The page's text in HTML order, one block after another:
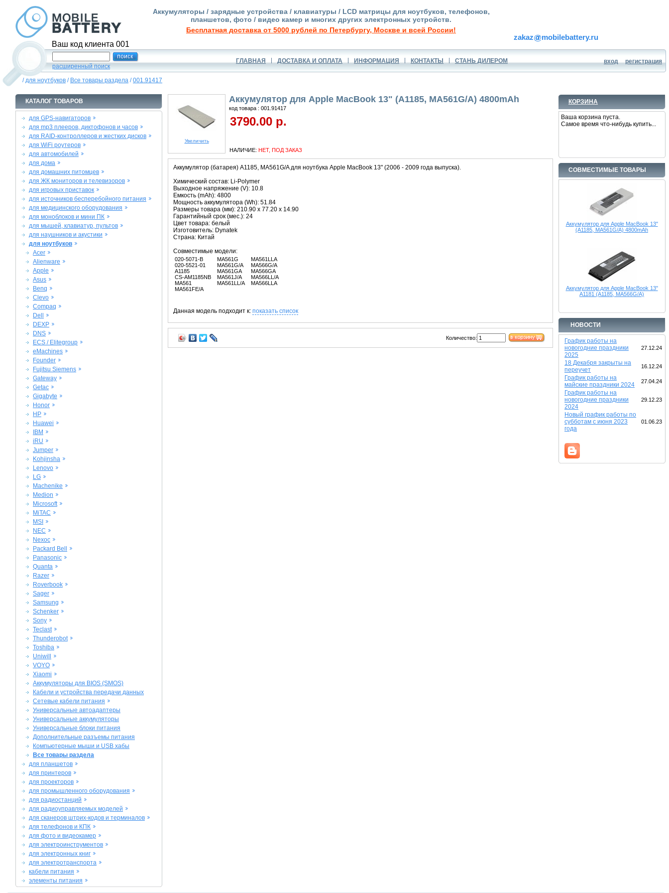
Ваш код клиента 001
Аккумуляторы / зарядные устройства / клавиатуры / LCD матрицы для ноутбуков, телефонов,
планшетов, фото / видео камер и многих других электронных устройств.
Бесплатная доставка от 5000 рублей по Петербургу, Москве и всей России!
zakaz mobilebattery.ru
расширенный поиск
ГЛАВНАЯ ДОСТАВКА И ОПЛАТА ИНФОРМАЦИЯ КОНТАКТЫ СТАНЬ ДИЛЕРОМ вход регистрация
/для ноутбуков / Все товары раздела /001.91417
КОРЗИНА
Ваша корзина пуста.
Самое время что-нибудь купить...
СОВМЕСТИМЫЕ ТОВАРЫ
Аккумулятор для Apple MacBook 13"
(A1185, MA561G/A) 4800mAh
Аккумулятор для Apple MacBook 13"
A1181 (A1185, MA566G/A)
НОВОСТИ
График работы на
новогодние праздники
2025
27.12.24
18 Декабря закрыты на
переучет
16.12.24
График работы на
майские праздники 2024
27.04.24
График работы на
новогодние праздники
2024
29.12.23
Новый график работы по
субботам с июня 2023
года
01.06.23
КАТАЛОГ ТОВАРОВ
для GPS-навигаторов
для mp3 плееров, диктофонов и часов
для RAID-контроллеров и жестких дисков
для WiFi роутеров
для автомобилей
для дома
для домашних питомцев
для ЖК мониторов и телевизоров
для игровых приставок
для источников бесперебойного питания
для медицинского оборудования
для моноблоков и мини ПК
для мышей, клавиатур, пультов
для наушников и акустики
для ноутбуков
Acer
Alienware
Apple
Asus
Benq
Clevo
Compaq
Dell
DEXP
DNS
ECS / Elitegroup
eMachines
Founder
Fujitsu Siemens
Gateway
Getac
Gigabyte
Honor
HP
Huawei
IBM
iRU
Jumper
Kohjinsha
Lenovo
LG
Machenike
Medion
Microsoft
MiTAC
MSI
NEC
Nexoc
Packard Bell
Panasonic
Quanta
Razer
Roverbook
Sager
Samsung
Schenker
Sony
Teclast
Thunderobot
Toshiba
Uniwill
VOYO
Xiaomi
Аккумуляторы для BIOS (SMOS)
Кабели и устройства передачи данных
Сетевые кабели питания
Универсальные автоадаптеры
Универсальные аккумуляторы
Универсальные блоки питания
Дополнительные разъемы питания
Компьютерные мыши и USB хабы
Все товары раздела
для планшетов
для принтеров
для проекторов
для промышленного оборудования
для радиостанций
для радиоуправляемых моделей
для сканеров штрих-кодов и терминалов
для телефонов и КПК
для фото и видеокамер
для электроинструментов
для электронных книг
для электротранспорта
кабели питания
элементы питания
Увеличить
Аккумулятор для Apple MacBook 13" (A1185, MA561G/A) 4800mAh
код товара : 001.91417
3790.00 р.
НАЛИЧИЕ: НЕТ, ПОД ЗАКАЗ
Аккумулятор (батарея) A1185, MA561G/A для ноутбука Apple MacBook 13" (2006 - 2009 года выпуска).
Химический состав: Li-Polymer
Выходное напряжение (V): 10.8
Емкость (mAh): 4800
Мощность аккумулятора (Wh): 51.84
Размеры товара (мм): 210.90 x 77.20 x 14.90
Гарантийный срок (мес.): 24
Цвет товара: белый
Изготовитель: Dynatek
Страна: Китай
Совместимые модели:
020-5071-B
020-5521-01
A1185
CS-AM1185NB
MA561
MA561FE/A
MA561G
MA561G/A
MA561GA
MA561J/A
MA561LL/A
MA561LLA
MA566G/A
MA566GA
MA566LL/A
MA566LLA
Данная модель подходит к: показать список
Количество: